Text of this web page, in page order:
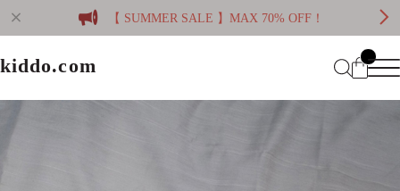
【 SUMMER SALE 】MAX 70% OFF！
kiddo.com
kiddo.com